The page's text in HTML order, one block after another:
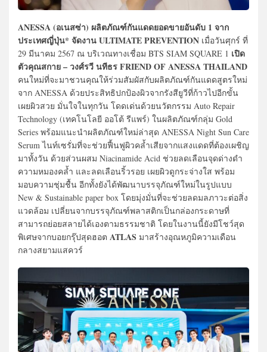
ANESSA (อเนสซ่า) ผลิตภัณฑ์กันแดดยอดขายอันดับ 1 จาก
ประเทศญี่ปุ่น* จัดงาน ULTIMATE PREVENTION เมื่อวันศุกร์ ที่
29 มีนาคม 2567 ณ บริเวณทางเชื่อม BTS SIAM SQUARE 1 เปิด
ตัวคุณสกาย – วงศ์รวี นทีธร FRIEND OF ANESSA THAILAND
คนใหม่ที่จะมาชวนคุณให้ร่วมสัมผัสกับผลิตภัณฑ์กันแดดสูตรใหม่
จาก ANESSA ด้วยประสิทธิปกป้องผิวจากรังสียูวีที่ก้าวไปอีกขั้น
เผยผิวสวย มั่นใจในทุกวัน โดดเด่นด้วยนวัตกรรม Auto Repair
Technology (เทคโนโลยี ออโต้ รีแพร์) ในผลิตภัณฑ์กลุ่ม Gold
Series พร้อมแนะนำผลิตภัณฑ์ใหม่ล่าสุด ANESSA Night Sun Care
Serum ไนท์เซรั่มที่จะช่วยฟื้นฟูผิวคล้ำเสียจากแสงแดดที่ต้องเผชิญ
มาทั้งวัน ด้วยส่วนผสม Niacinamide Acid ช่วยลดเลือนจุดด่างดำ
ความหมองคล้ำ และลดเลือนริ้วรอย เผยผิวดูกระจ่างใส พร้อม
มอบความชุ่มชื้น อีกทั้งยังได้พัฒนาบรรจุภัณฑ์ใหม่ในรูปแบบ
New & Sustainable paper box โดยมุ่งมั่นที่จะช่วยลดมลภาวะต่อสิ่ง
แวดล้อม เปลี่ยนจากบรรจุภัณฑ์พลาสติกเป็นกล่องกระดาษที่
สามารถย่อยสลายได้เองตามธรรมชาติ โดยในงานนี้ยังมีโชว์สุด
พิเศษจากบอยกรุ๊ปสุดฮอต ATLAS มาสร้างอุณหภูมิความเดือน
กลางสยามแสควร์